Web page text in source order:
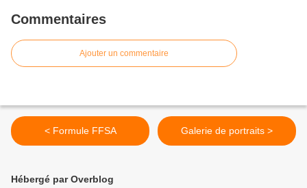
Commentaires
Ajouter un commentaire
< Formule FFSA Galerie de portraits >
Hébergé par Overblog